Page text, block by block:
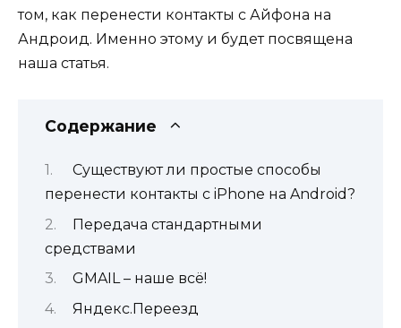
том, как перенести контакты с Айфона на
Андроид. Именно этому и будет посвящена
наша статья.
Содержание
Существуют ли простые способы
перенести контакты с iPhone на Android?
Передача стандартными
средствами
GMAIL – наше всё!
Яндекс.Переезд